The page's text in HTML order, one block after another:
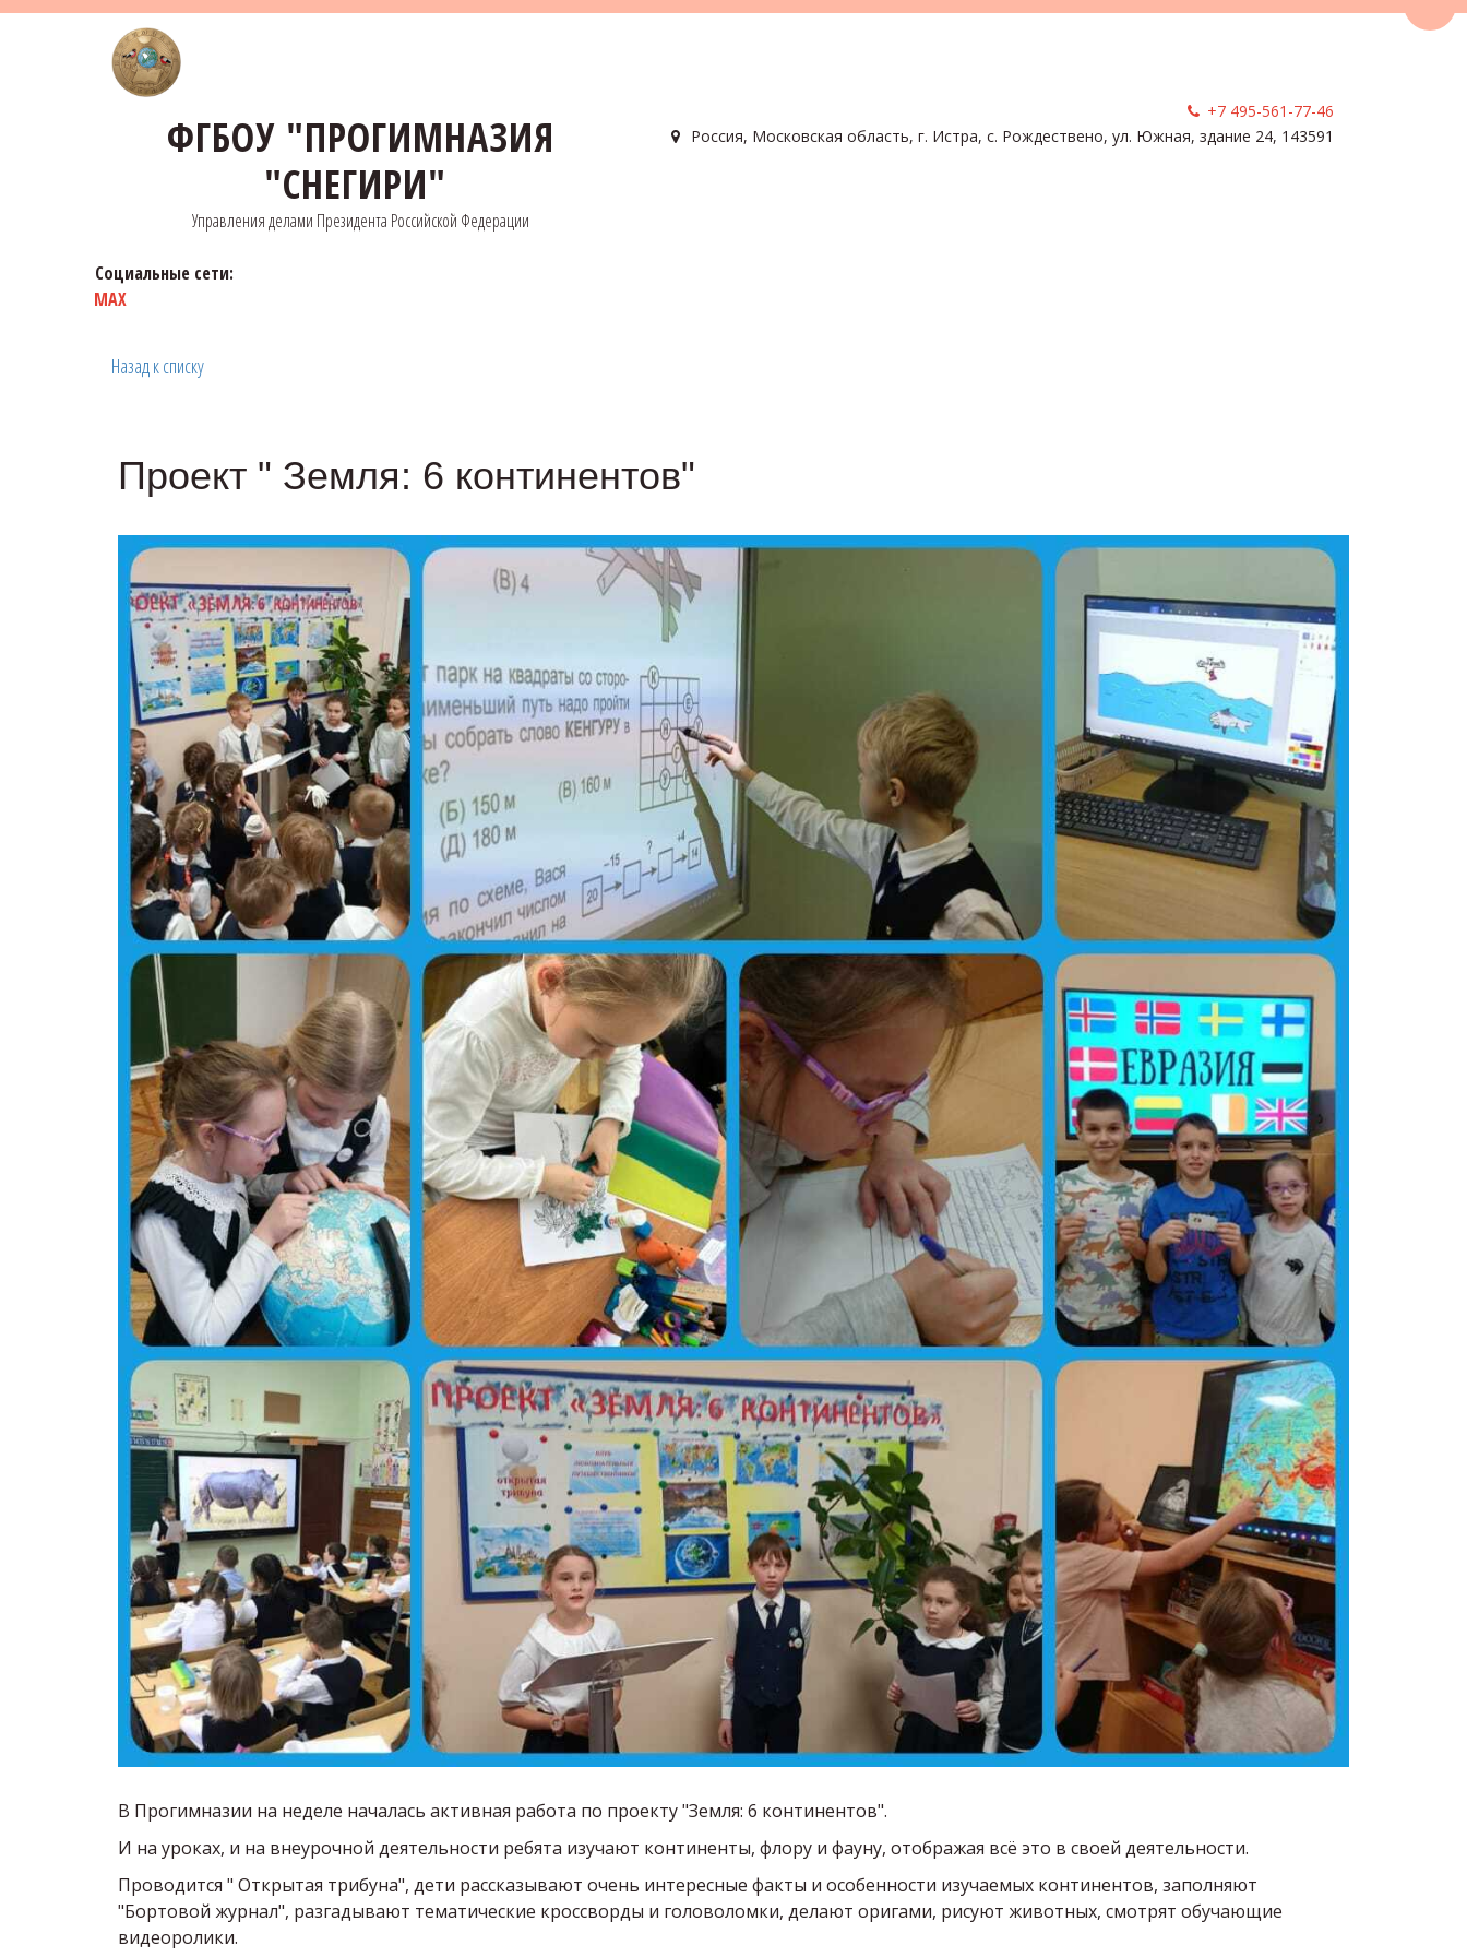
ФГБОУ "ПРОГИМНАЗИЯ
"СНЕГИРИ"
Управления делами Президента Российской Федерации
Социальные сети:
MAX
+7 495-561-77-46
Россия, Московская область, г. Истра, с. Рождествено, ул. Южная, здание 24, 143591
Назад к списку
Проект " Земля: 6 континентов"
В Прогимназии на неделе началась активная работа по проекту "Земля: 6 континентов".
И на уроках, и на внеурочной деятельности ребята изучают континенты, флору и фауну, отображая всё это в своей деятельности.
Проводится " Открытая трибуна", дети рассказывают очень интересные факты и особенности изучаемых континентов, заполняют
"Бортовой журнал", разгадывают тематические кроссворды и головоломки, делают оригами, рисуют животных, смотрят обучающие
видеоролики.